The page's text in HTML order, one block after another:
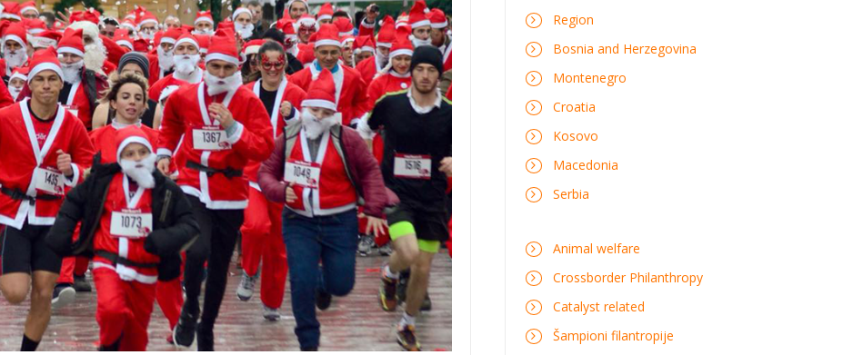
Region
Bosnia and Herzegovina
Montenegro
Croatia
Kosovo
Macedonia
Serbia
Animal welfare
Crossborder Philanthropy
Catalyst related
Šampioni filantropije